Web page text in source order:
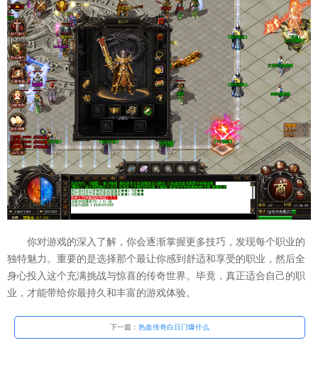
你对游戏的深入了解，你会逐渐掌握更多技巧，发现每个职业的
独特魅力。重要的是选择那个最让你感到舒适和享受的职业，然后全
身心投入这个充满挑战与惊喜的传奇世界。毕竟，真正适合自己的职
业，才能带给你最持久和丰富的游戏体验。
下一篇： 热血传奇白日门爆什么